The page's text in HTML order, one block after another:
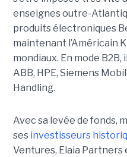
enseignes outre-
produits électroniques
maintenant l’Américain
mondiaux. En mode
ABB, HPE, Siemens
Handling.
Avec sa levée de fonds,
ses investisseurs
Ventures, Elaia Partners